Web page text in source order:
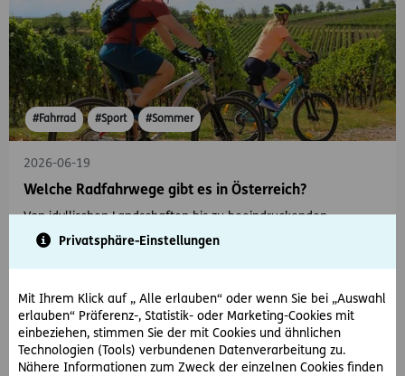
Privatsphäre-Einstellungen
Mit Ihrem Klick auf „ Alle erlauben“ oder wenn Sie bei „Auswahl
erlauben“ Präferenz-, Statistik- oder Marketing-Cookies mit
einbeziehen, stimmen Sie der mit Cookies und ähnlichen
Technologien (Tools) verbundenen Datenverarbeitung zu.
Nähere Informationen zum Zweck der einzelnen Cookies finden
#Fahrrad #Sport #Sommer
2026-06-19
Welche Radfahrwege gibt es in Österreich?
Von idyllischen Landschaften bis zu beeindruckenden
Panoramen: Entdecken Sie Ihre nächste Fahrradtour in
Österreich.